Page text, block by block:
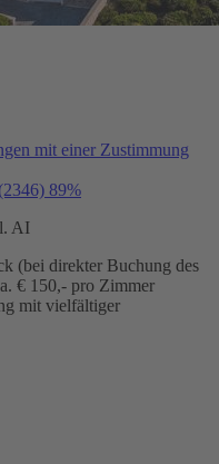
mit einer Zustimmung
(2346) 89%
AI
(bei direkter Buchung des
€ 150,- pro Zimmer
mit vielfältiger